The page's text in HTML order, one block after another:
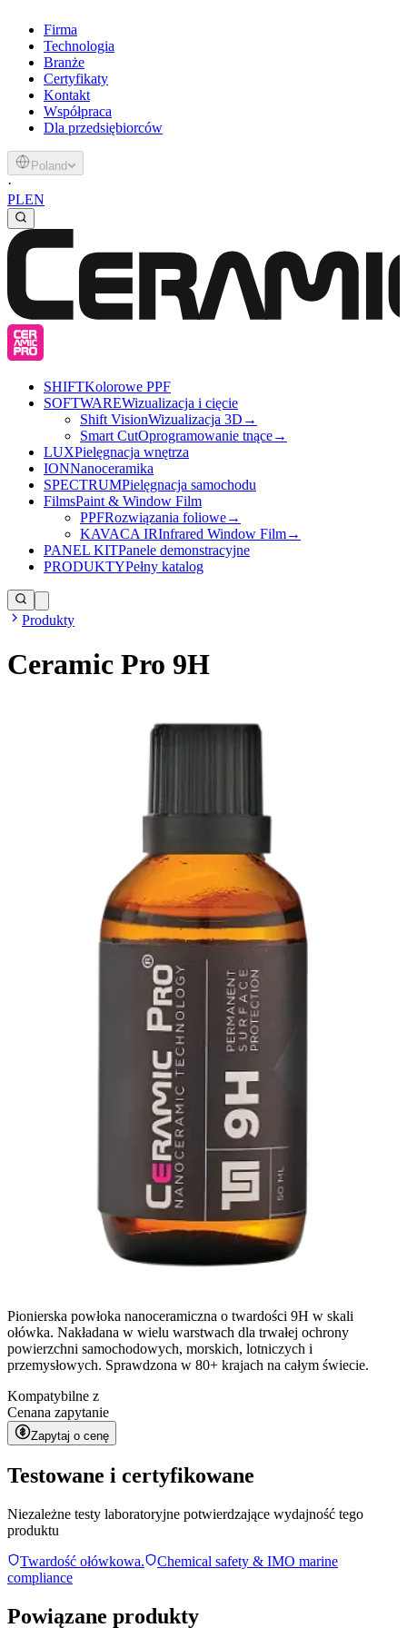
Firma
Technologia
Branże
Certyfikaty
Kontakt
Współpraca
Dla przedsiębiorców
Poland
·
PLEN
SHIFTKolorowe PPF
SOFTWAREWizualizacja i cięcie
Shift VisionWizualizacja 3D →
Smart CutOprogramowanie tnące→
LUXPielęgnacja wnętrza
IONNanoceramika
SPECTRUMPielęgnacja samochodu
FilmsPaint & Window Film
PPFRozwiązania foliowe→
KAVACA IRInfrared Window Film→
PANEL KITPanele demonstracyjne
PRODUKTYPełny katalog
Produkty
Ceramic Pro 9H
Pionierska powłoka nanoceramiczna o twardości 9H w skali
ołówka. Nakładana w wielu warstwach dla trwałej ochrony
powierzchni samochodowych, morskich, lotniczych i
przemysłowych. Sprawdzona w 80+ krajach na całym świecie.
Kompatybilne z
Cenana zapytanie
Zapytaj o cenę
Testowane i certyfikowane
Niezależne testy laboratoryjne potwierdzające wydajność tego
produktu
Twardość ołówkowa.
Chemical safety & IMO marine
compliance
Powiązane produkty